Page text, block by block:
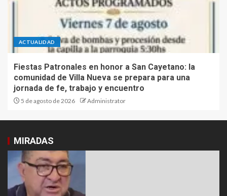
ACTUALIDAD
Fiestas Patronales en honor a San Cayetano: la
comunidad de Villa Nueva se prepara para una
jornada de fe, trabajo y encuentro
5 de agosto de 2026 Administrator
MIRADAS